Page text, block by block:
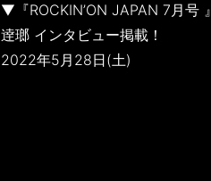
▼『ROCKIN’ON JAPAN 7月号 』
逹瑯 インタビュー掲載！
2022年5月28日(土)